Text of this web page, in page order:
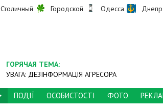
Столичный Городской Одесса Днепр
ГОРЯЧАЯ ТЕМА:
УВАГА: ДЕЗІНФОРМАЦІЯ АГРЕСОРА
ПОДІЇ ОСОБИСТОСТІ ФОТО